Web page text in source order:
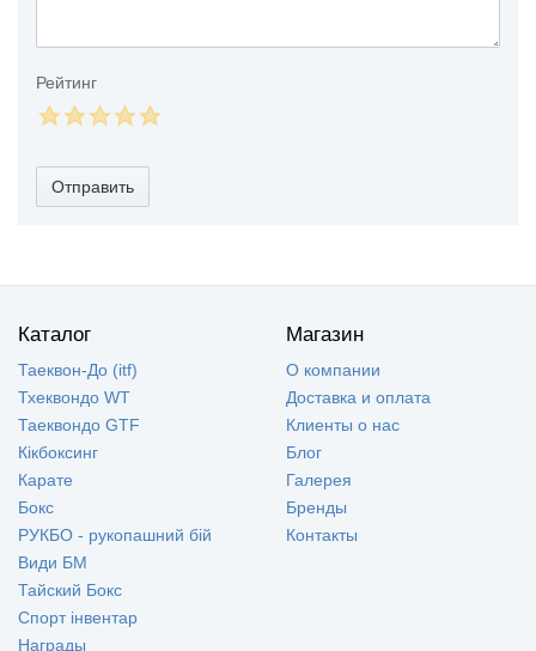
Рейтинг
Отправить
Каталог
Таеквон-До (itf)
Тхеквондо WT
Таеквондо GTF
Кікбоксинг
Карате
Бокс
РУКБО - рукопашний бій
Види БМ
Тайский Бокс
Спорт інвентар
Награды
Магазин
О компании
Доставка и оплата
Клиенты о нас
Блог
Галерея
Бренды
Контакты